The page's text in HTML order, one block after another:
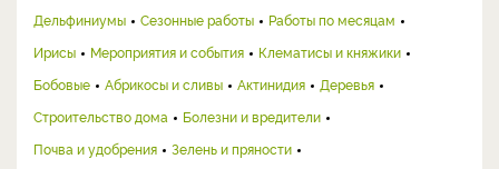
Дельфиниумы
Сезонные работы
Работы по месяцам
Ирисы
Мероприятия и события
Клематисы и княжики
Бобовые
Абрикосы и сливы Актинидия
Деревья
Строительство дома
Болезни и вредители
Почва и удобрения
Зелень и пряности